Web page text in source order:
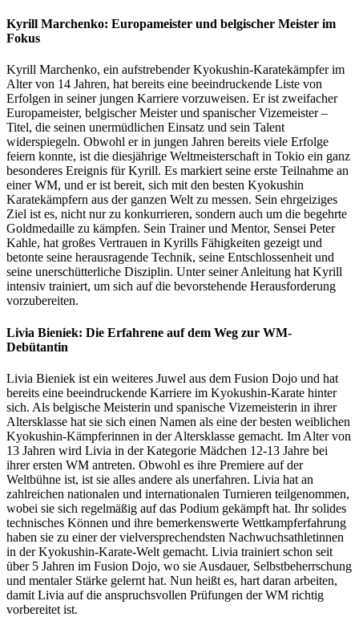
Kyrill Marchenko: Europameister und belgischer Meister im
Fokus
Kyrill Marchenko, ein aufstrebender Kyokushin-Karatekämpfer im
Alter von 14 Jahren, hat bereits eine beeindruckende Liste von
Erfolgen in seiner jungen Karriere vorzuweisen. Er ist zweifacher
Europameister, belgischer Meister und spanischer Vizemeister –
Titel, die seinen unermüdlichen Einsatz und sein Talent
widerspiegeln. Obwohl er in jungen Jahren bereits viele Erfolge
feiern konnte, ist die diesjährige Weltmeisterschaft in Tokio ein ganz
besonderes Ereignis für Kyrill. Es markiert seine erste Teilnahme an
einer WM, und er ist bereit, sich mit den besten Kyokushin
Karatekämpfern aus der ganzen Welt zu messen. Sein ehrgeiziges
Ziel ist es, nicht nur zu konkurrieren, sondern auch um die begehrte
Goldmedaille zu kämpfen. Sein Trainer und Mentor, Sensei Peter
Kahle, hat großes Vertrauen in Kyrills Fähigkeiten gezeigt und
betonte seine herausragende Technik, seine Entschlossenheit und
seine unerschütterliche Disziplin. Unter seiner Anleitung hat Kyrill
intensiv trainiert, um sich auf die bevorstehende Herausforderung
vorzubereiten.
Livia Bieniek: Die Erfahrene auf dem Weg zur WM-
Debütantin
Livia Bieniek ist ein weiteres Juwel aus dem Fusion Dojo und hat
bereits eine beeindruckende Karriere im Kyokushin-Karate hinter
sich. Als belgische Meisterin und spanische Vizemeisterin in ihrer
Altersklasse hat sie sich einen Namen als eine der besten weiblichen
Kyokushin-Kämpferinnen in der Altersklasse gemacht. Im Alter von
13 Jahren wird Livia in der Kategorie Mädchen 12-13 Jahre bei
ihrer ersten WM antreten. Obwohl es ihre Premiere auf der
Weltbühne ist, ist sie alles andere als unerfahren. Livia hat an
zahlreichen nationalen und internationalen Turnieren teilgenommen,
wobei sie sich regelmäßig auf das Podium gekämpft hat. Ihr solides
technisches Können und ihre bemerkenswerte Wettkampferfahrung
haben sie zu einer der vielversprechendsten Nachwuchsathletinnen
in der Kyokushin-Karate-Welt gemacht. Livia trainiert schon seit
über 5 Jahren im Fusion Dojo, wo sie Ausdauer, Selbstbeherrschung
und mentaler Stärke gelernt hat. Nun heißt es, hart daran arbeiten,
damit Livia auf die anspruchsvollen Prüfungen der WM richtig
vorbereitet ist.